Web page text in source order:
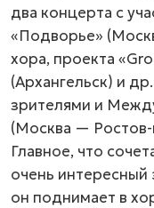
два концерта с
«Подворье»
хора, проекта
(Архангельск) и
зрителями и
(Москва —
Главное, что
очень
он поднимает в